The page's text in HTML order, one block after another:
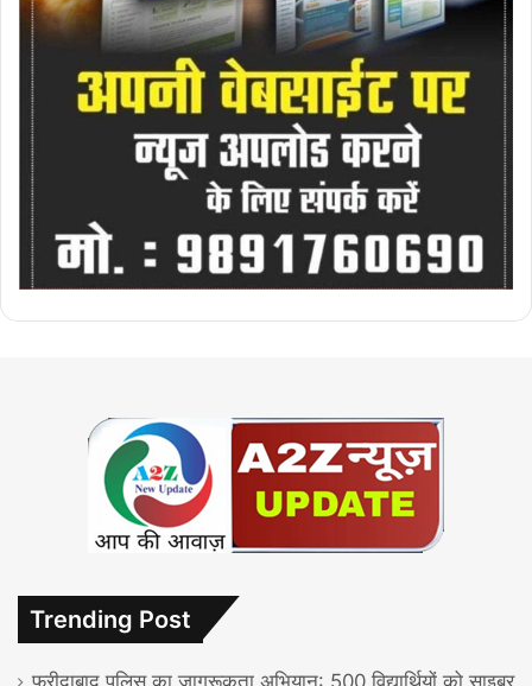
Trending Post
फरीदाबाद पुलिस का जागरूकता अभियान: 500 विद्यार्थियों को साइबर